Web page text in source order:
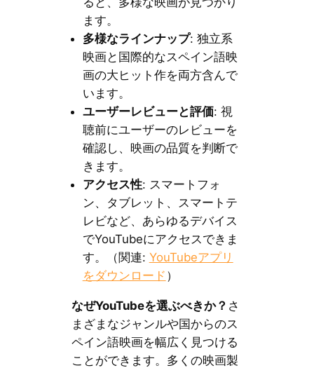
ます。
多様なラインナップ: 独立系
映画と国際的なスペイン語映
画の大ヒット作を両方含んで
います。
ユーザーレビューと評価: 視
聴前にユーザーのレビューを
確認し、映画の品質を判断で
きます。
アクセス性: スマートフォ
ン、タブレット、スマートテ
レビなど、あらゆるデバイス
でYouTubeにアクセスできま
す。（関連: YouTubeアプリ
をダウンロード ）
なぜYouTubeを選ぶべきか？ さ
まざまなジャンルや国からのス
ペイン語映画を幅広く見つける
ことができます。多くの映画製